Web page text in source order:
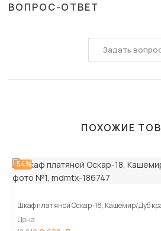
ВОПРОС-ОТВЕТ
Задать
ПОХОЖИЕ
-54%
Шкаф платяной Оскар-18, Кашемир/Дуб
Цена